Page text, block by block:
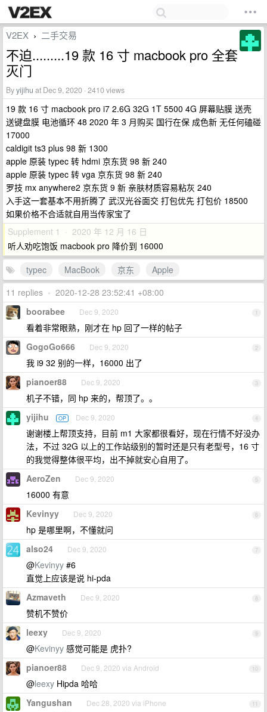
V2EX › 二手交易
不迫.........19 款 16 寸 macbook pro 全套
灭门
Byyijihu at Dec 9, 2020 · 2410 views
19 款 16 寸 macbook pro i7 2.6G 32G 1T 5500 4G 屏幕贴膜 送壳
送键盘膜 电池循环 48 2020 年 3 月购买 国行在保 成色新 无任何磕碰
17000
caldigit ts3 plus 98 新 1300
apple 原装 typec 转 hdmi 京东货 98 新 240
apple 原装 typec 转 vga 京东货 98 新 240
罗技 mx anywhere2 京东货 9 新 亲肤材质容易粘灰 240
入手这一套基本不用折腾了 武汉光谷面交 打包优先 打包价 18500
如果价格不合适就自用当传家宝了
Supplement 1 · 2020 年 12 月 16 日
听人劝吃饱饭 macbook pro 降价到 16000
typec
MacBook 京东
Apple
11 replies • 2020-12-28 23:52:41 +08:00
1
boorabee Dec 9, 2020
看着非常眼熟，刚才在 hp 回了一样的帖子
2
GogoGo666 Dec 9, 2020
我 i9 32 别的一样，16000 出了
3
pianoer88 Dec 9, 2020
机子不错，同 hp 来的，帮顶了。。
4
yijihu OP Dec 9, 2020
谢谢楼上帮顶支持，目前 m1 大家都很看好，现在行情不好没办
法，不过 32G 以上的工作站级别的暂时还是只有老型号，16 寸
的我觉得整体很平均，出不掉就安心自用了。
5
AeroZen Dec 9, 2020
16000 有意
6
Kevinyy Dec 9, 2020
hp 是哪里啊，不懂就问
7
also24 Dec 9, 2020
@Kevinyy #6
直觉上应该是说 hi-pda
8
Azmaveth Dec 9, 2020
赞机不赞价
9
leexy Dec 9, 2020
@Kevinyy 感觉可能是 虎扑?
10
pianoer88 Dec 9, 2020 via Android
@leexy Hipda 哈哈
11
Yangushan Dec 28, 2020 via iPhone